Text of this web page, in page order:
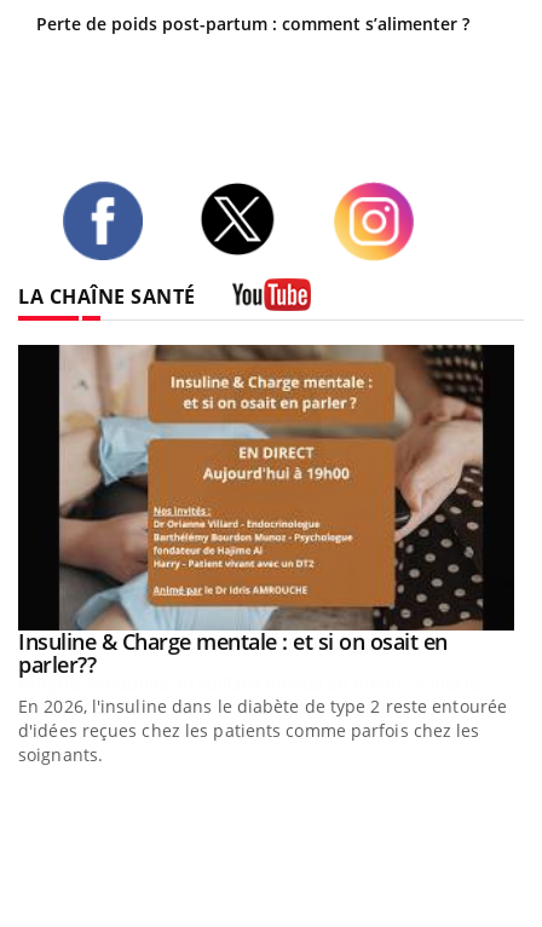
Perte de poids post-partum : comment s’alimenter ?
LA CHAÎNE SANTÉ
Youtube
Insuline & Charge mentale : et si on osait en
parler??Youtube
En 2026, l'insuline dans le diabète de type 2 reste entourée
d'idées reçues chez les patients comme parfois chez les
soignants.